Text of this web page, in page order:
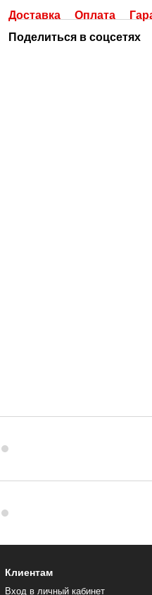
Доставка
Оплата
Поделиться в соцсетях
Клиентам
Вход в личный кабинет